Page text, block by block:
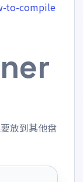
to-compile
放到其他盘